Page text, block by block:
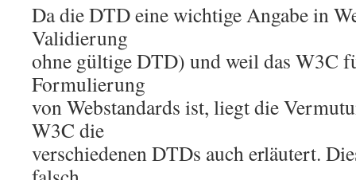
Da die DTD eine wichtige Angabe in
Validierung
ohne gültige DTD) und weil das W3C
Formulierung
von Webstandards ist, liegt die
W3C die
verschiedenen DTDs auch erläutert.